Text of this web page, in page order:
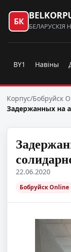
БК БЕЛАРУСКІЯ
BY1 Навіны
Корпус/Бобруйск
Задержанных на
22.06.2020
Бобруйск Online